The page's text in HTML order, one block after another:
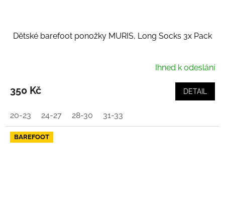
Dětské barefoot ponožky MURIS, Long Socks 3x Pack
Ihned k odeslání
350 Kč DETAIL
20-23 24-27 28-30 31-33
BAREFOOT